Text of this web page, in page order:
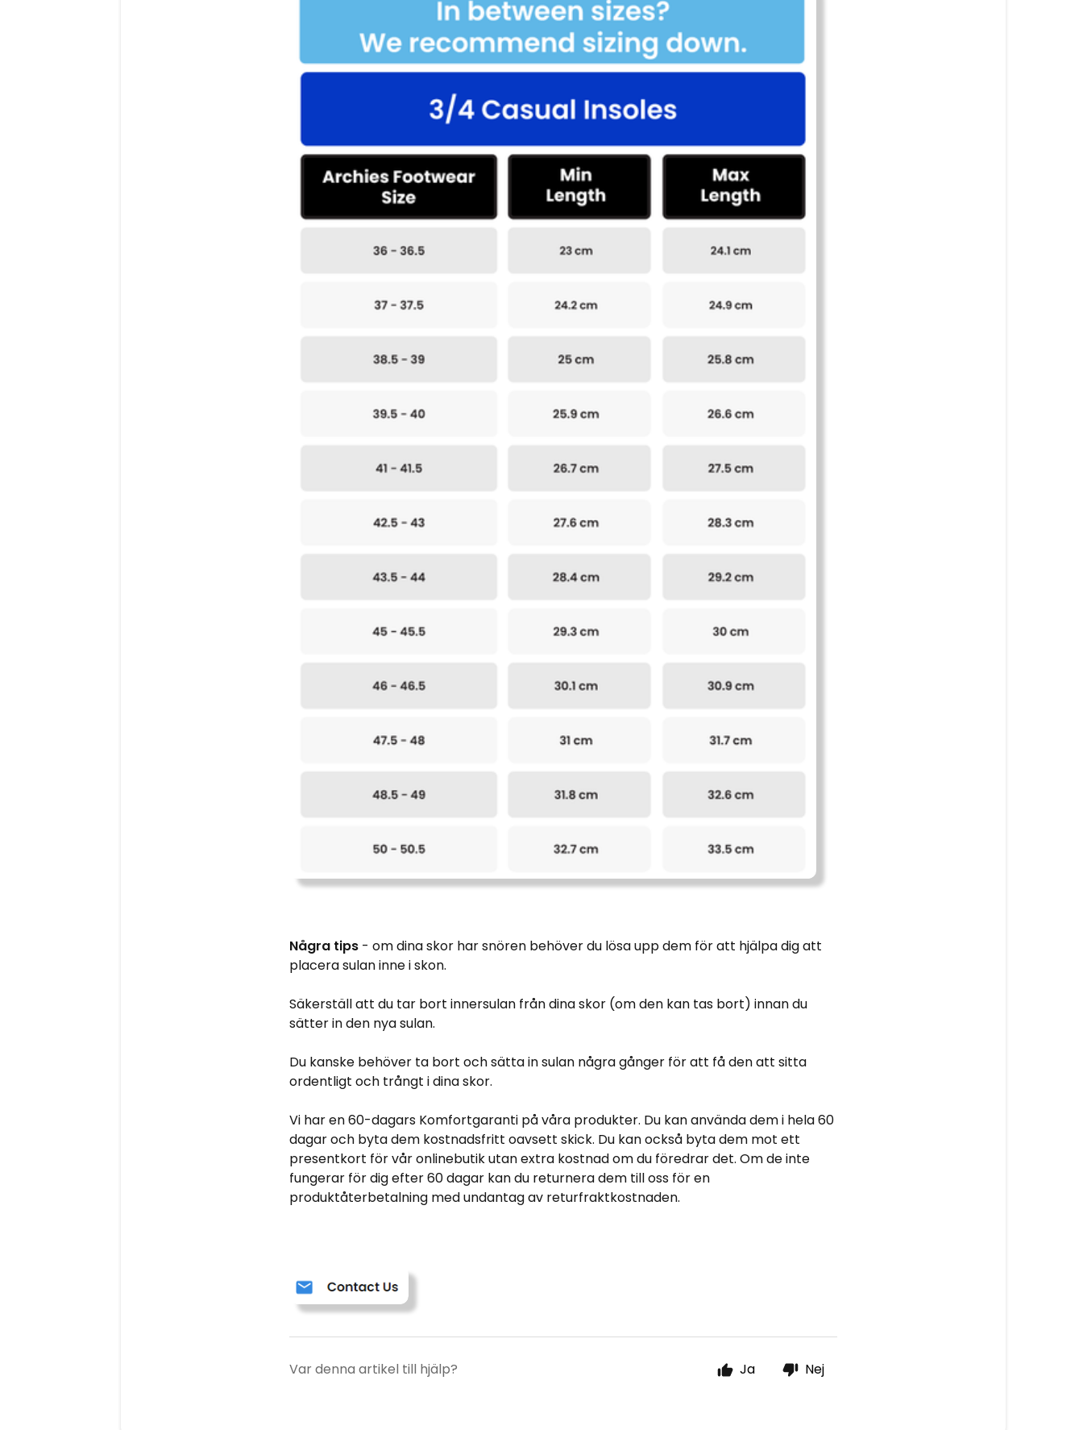
Några tips - om dina skor har snören behöver du lösa upp dem för att hjälpa dig att
placera sulan inne i skon.
Säkerställ att du tar bort innersulan från dina skor (om den kan tas bort) innan du
sätter in den nya sulan.
Du kanske behöver ta bort och sätta in sulan några gånger för att få den att sitta
ordentligt och trångt i dina skor.
Vi har en 60-dagars Komfortgaranti på våra produkter. Du kan använda dem i hela 60
dagar och byta dem kostnadsfritt oavsett skick. Du kan också byta dem mot ett
presentkort för vår onlinebutik utan extra kostnad om du föredrar det. Om de inte
fungerar för dig efter 60 dagar kan du returnera dem till oss för en
produktåterbetalning med undantag av returfraktkostnaden.
Var denna artikel till hjälp? Ja Nej